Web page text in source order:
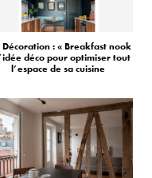
Décoration : « Breakfast nook
déco pour optimiser tout
l’espace de sa cuisine